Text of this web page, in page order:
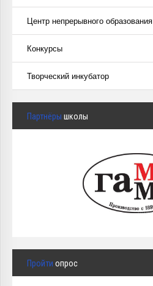
Центр непрерывного образования
Конкурсы
Творческий инкубатор
Партнёры школы
Пройти опрос